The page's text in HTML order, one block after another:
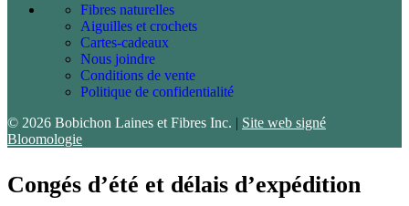
Fibres naturelles
Aiguilles et crochets
Cartes-cadeaux
Nous joindre
Conditions de vente
Politique de confidentialité
© 2026 Bobichon Laines et Fibres Inc. | Site web signé
Bloomologie
Congés d’été et délais d’expédition